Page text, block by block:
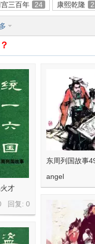
三百年 24 康熙乾隆
才
回复: 0
东周列国故事
angel